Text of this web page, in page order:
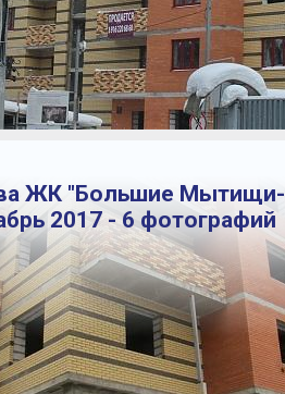
ЖК "Большие Мытищи-
2017 - 6 фотографий